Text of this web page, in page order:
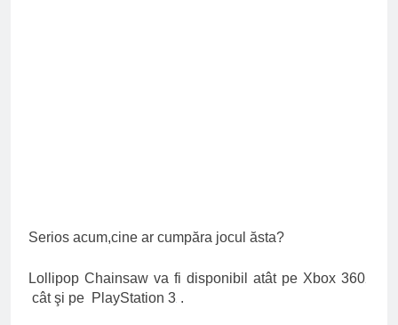
Serios acum,cine ar cumpăra jocul ăsta?
Lollipop Chainsaw va fi disponibil atât pe Xbox 360
cât şi pe PlayStation 3 .